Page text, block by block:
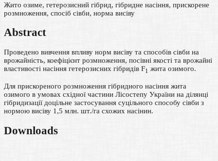
Жито озиме, гетерозисний гібрид, гібридне насіння, прискорене
розмноження, спосіб сівби, норма висіву
Abstract
Проведено вивчення впливу норм висіву та способів сівби на
врожайність, коефіцієнт розмноження, посівні якості та врожайні
властивості насіння гетерозисних гібридів F1 жита озимого.
Для прискореного розмноження гібридного насіння жита
озимого в умовах східної частини Лісостепу України на ділянці
гібридизації доцільне застосування суцільного способу сівби з
нормою висіву 1,5 млн. шт./га схожих насінин.
Downloads